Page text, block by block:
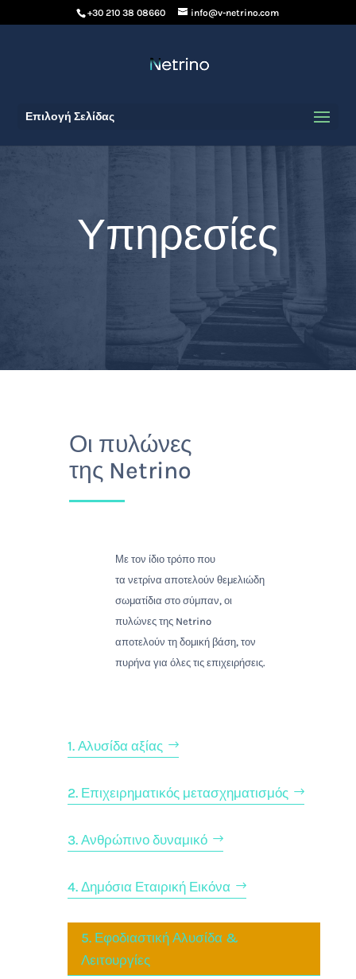
+30 210 38 08660 info@v-netrino.com
Επιλογή Σελίδας
Υπηρεσίες
Οι πυλώνες
της Netrino
Με τον ίδιο τρόπο που
τα νετρίνα αποτελούν θεμελιώδη
σωματίδια στο σύμπαν, οι
πυλώνες της Netrino
αποτελούν τη δομική βάση, τον
πυρήνα για όλες τις επιχειρήσεις.
1. Αλυσίδα αξίας
2. Επιχειρηματικός μετασχηματισμός
3. Ανθρώπινο δυναμικό
4. Δημόσια Εταιρική Εικόνα
5. Εφοδιαστική Αλυσίδα &
Λειτουργίες